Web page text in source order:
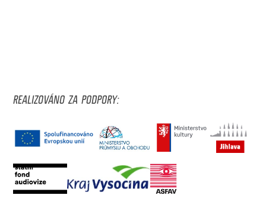
REALIZOVÁNO ZA PODPORY: